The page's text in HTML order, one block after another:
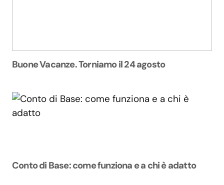
Buone Vacanze. Torniamo il 24 agosto
Conto di Base: come funziona e a chi è adatto